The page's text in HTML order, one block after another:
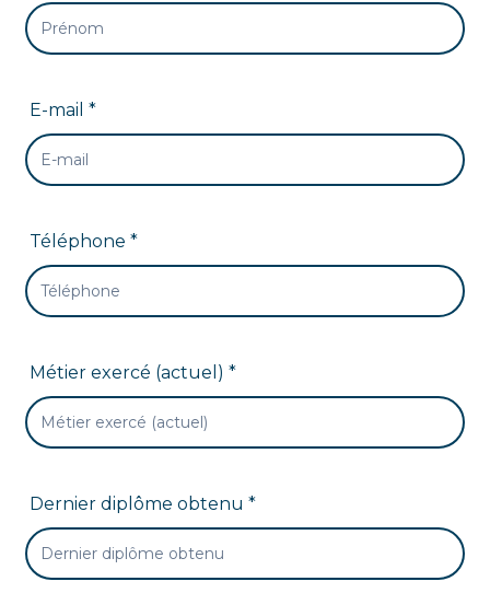
E-mail *
Téléphone *
Métier exercé (actuel) *
Dernier diplôme obtenu *